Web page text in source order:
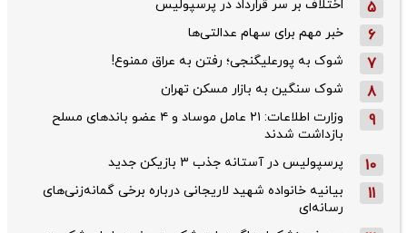
5 اختلاف بر سر قرارداد در پرسپولیس
6 خبر مهم برای سهام عدالتی‌ها
7 شوک به پورعلیگنجی؛ رفتن به عراق ممنوع!
8 شوک سنگین به بازار مسکن تهران
9
وزارت اطلاعات: ۲۱ عامل موساد و ۴ عضو باندهای مسلح
بازداشت شدند
10 پرسپولیس در آستانه جذب ۳ بازیکن جدید
11
بیانیه خانواده شهید لاریجانی درباره برخی گمانه‌زنی‌های
رسانه‌ای